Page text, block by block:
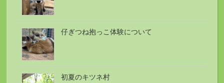
仔ぎつね抱っこ体験について
初夏のキツネ村